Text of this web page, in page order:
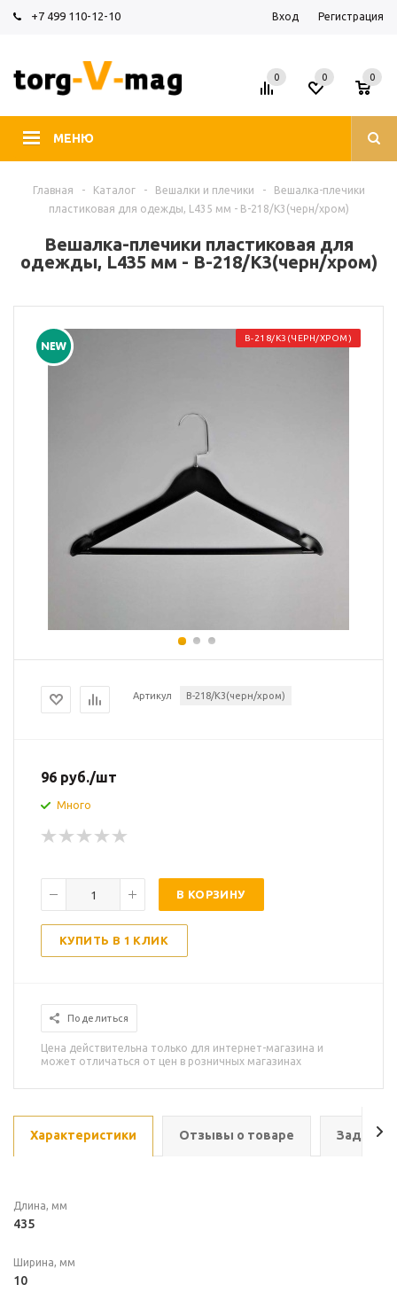
+7 499 110-12-10 Вход Регистрация
МЕНЮ
0 0
0
Главная - Каталог - Вешалки и плечики -
Вешалка-плечики
пластиковая для одежды, L435 мм - В-218/К3(черн/хром)
Вешалка-плечики пластиковая для
одежды, L435 мм - В-218/К3(черн/хром)
В-218/К3(ЧЕРН/ХРОМ)
Артикул В-218/К3(черн/хром)
96 руб./шт
Много
В КОРЗИНУ
КУПИТЬ В 1 КЛИК
Поделиться
Цена действительна только для интернет-магазина и
может отличаться от цен в розничных магазинах
Характеристики Отзывы о товаре Задать
Длина, мм
435
Ширина, мм
10